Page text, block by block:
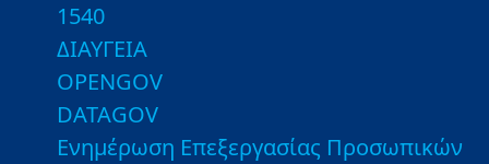
1540
ΔΙΑΥΓΕΙΑ
OPENGOV
DATAGOV
Ενημέρωση Επεξεργασίας Προσωπικών